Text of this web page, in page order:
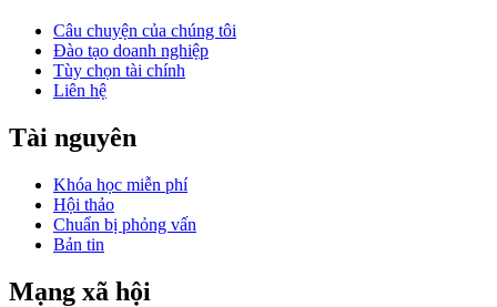
Câu chuyện của chúng tôi
Đào tạo doanh nghiệp
Tùy chọn tài chính
Liên hệ
Tài nguyên
Khóa học miễn phí
Hội thảo
Chuẩn bị phỏng vấn
Bản tin
Mạng xã hội